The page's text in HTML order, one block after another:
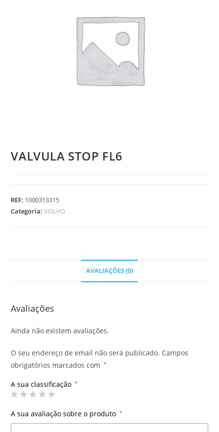
VALVULA STOP FL6
REF: 1000313315
Categoria:VOLVO
AVALIAÇÕES (0)
Avaliações
Ainda não existem avaliações.
O seu endereço de email não será publicado. Campos
obrigatórios marcados com
*
A sua classificação *
A sua avaliação sobre o produto *